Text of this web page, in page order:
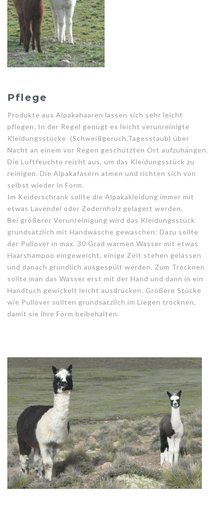
Pflege
Produkte aus Alpakahaaren lassen sich sehr leicht
pflegen. In der Regel genügt es leicht verunreinigte
Kleidungsstücke (Schweißgeruch,Tagesstaub) über
Nacht an einem vor Regen geschützten Ort aufzuhängen.
Die Luftfeuchte reicht aus, um das Kleidungsstück zu
reinigen. Die Alpakafasern atmen und richten sich von
selbst wieder in Form.
Im Keiderschrank sollte die Alpakakleidung immer mit
etwas Lavendel oder Zedernholz gelagert werden.
Bei größerer Verunreinigung wird das Kleidungsstück
grundsätzlich mit Handwäsche gewaschen: Dazu sollte
der Pullover in max. 30 Grad warmen Wasser mit etwas
Haarshampoo eingeweicht, einige Zeit stehen gelassen
und danach gründlich ausgespült werden. Zum Trocknen
sollte man das Wasser erst mit der Hand und dann in ein
Handtuch gewickelt leicht ausdrücken. Größere Stücke
wie Pullover sollten grundsätzlich im Liegen trocknen,
damit sie ihre Form beibehalten.